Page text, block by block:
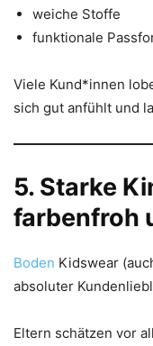
weiche Stoffe
funktionale
Viele Kund*innen
sich gut anfühlt und
5. Starke
farbenfroh
Boden Kidswear
absoluter
Eltern schätzen vor